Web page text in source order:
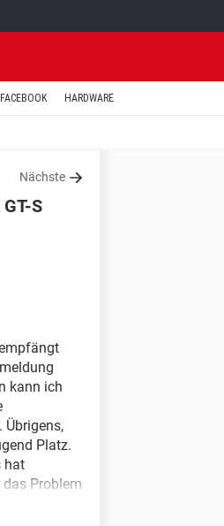
FACEBOOK HARDWARE
Nächste
S
kann ich
Übrigens,
Platz.
hat
Problem